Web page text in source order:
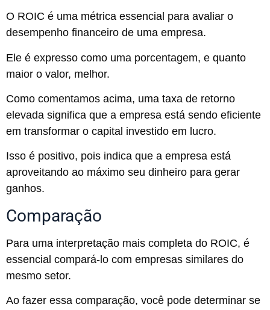
O ROIC é uma métrica essencial para avaliar o
desempenho financeiro de uma empresa.
Ele é expresso como uma porcentagem, e quanto
maior o valor, melhor.
Como comentamos acima, uma taxa de retorno
elevada significa que a empresa está sendo eficiente
em transformar o capital investido em lucro.
Isso é positivo, pois indica que a empresa está
aproveitando ao máximo seu dinheiro para gerar
ganhos.
Comparação
Para uma interpretação mais completa do ROIC, é
essencial compará-lo com empresas similares do
mesmo setor.
Ao fazer essa comparação, você pode determinar se